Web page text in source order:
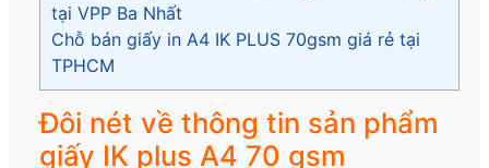
tại VPP Ba Nhất
Chỗ bán giấy in A4 IK PLUS 70gsm giá rẻ tại
TPHCM
Đôi nét về thông tin sản phẩm
giấy IK plus A4 70 gsm